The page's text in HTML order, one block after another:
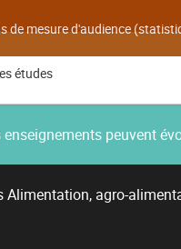
de mesure d'audience
études
peuvent
Alimentation, agro-